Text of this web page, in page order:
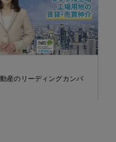
産のリーディングカンパ